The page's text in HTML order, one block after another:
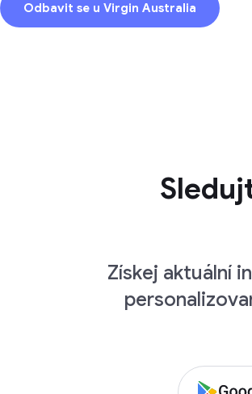
Odbavit se u Virgin Australia
Získej aktuální